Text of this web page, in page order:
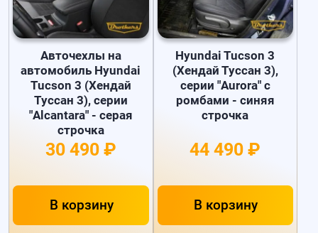
Авточехлы на
автомобиль Hyundai
Tucson 3 (Хендай
Туссан 3), серии
"Alcantara" - серая
строчка
30 490 ₽
В корзину
Hyundai Tucson 3
(Хендай Туссан 3),
серии "Aurora" с
ромбами - синяя
строчка
44 490 ₽
В корзину